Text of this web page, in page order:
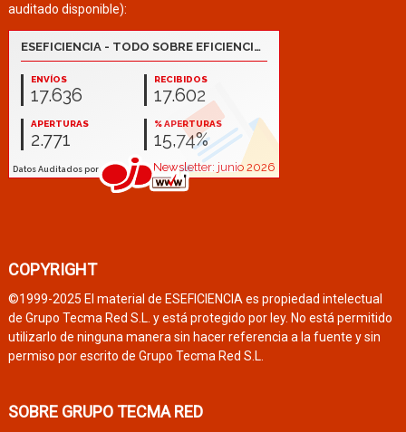
auditado disponible):
COPYRIGHT
©1999-2025 El material de ESEFICIENCIA es propiedad intelectual
de Grupo Tecma Red S.L. y está protegido por ley. No está permitido
utilizarlo de ninguna manera sin hacer referencia a la fuente y sin
permiso por escrito de Grupo Tecma Red S.L.
SOBRE GRUPO TECMA RED